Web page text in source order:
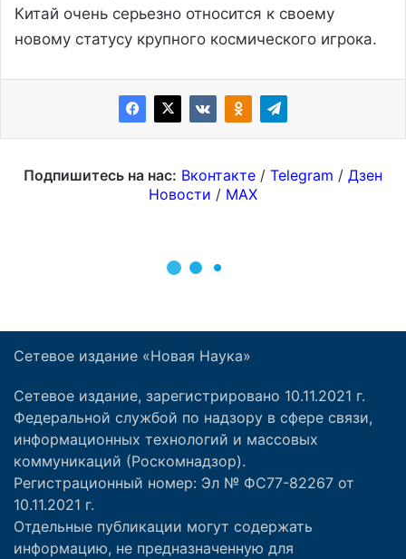
Сетевое издание «Новая Наука»
Сетевое издание, зарегистрировано 10.11.2021 г.
Федеральной службой по надзору в сфере связи,
информационных технологий и массовых
коммуникаций (Роскомнадзор).
Регистрационный номер: Эл № ФС77-82267 от
10.11.2021 г.
Отдельные публикации могут содержать
информацию, не предназначенную для